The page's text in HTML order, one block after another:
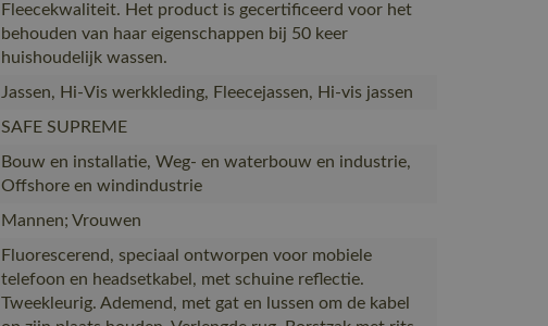
Fleecekwaliteit. Het product is gecertificeerd voor het
behouden van haar eigenschappen bij 50 keer
huishoudelijk wassen.
Jassen, Hi-Vis werkkleding, Fleecejassen, Hi-vis jassen
SAFE SUPREME
Bouw en installatie, Weg- en waterbouw en industrie,
Offshore en windindustrie
Mannen; Vrouwen
Fluorescerend, speciaal ontworpen voor mobiele
telefoon en headsetkabel, met schuine reflectie.
Tweekleurig. Ademend, met gat en lussen om de kabel